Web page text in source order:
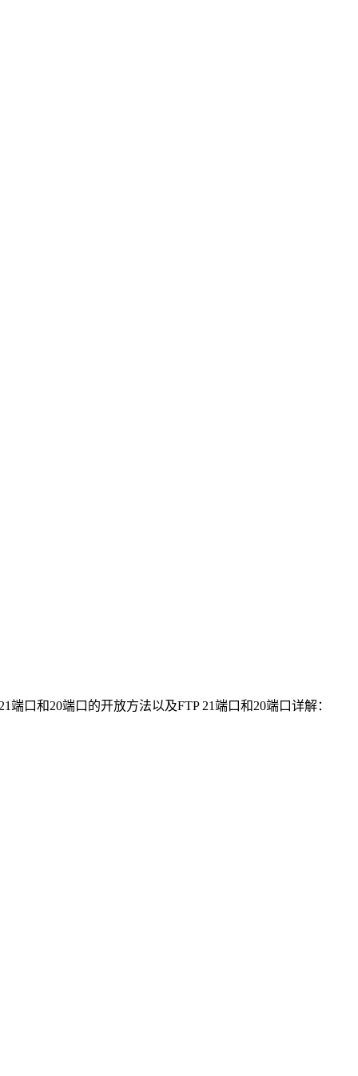
口和20端口的开放方法以及FTP 21端口和20端口详解：